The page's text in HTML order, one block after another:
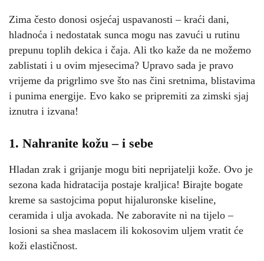
Zima često donosi osjećaj uspavanosti – kraći dani,
hladnoća i nedostatak sunca mogu nas zavući u rutinu
prepunu toplih dekica i čaja. Ali tko kaže da ne možemo
zablistati i u ovim mjesecima? Upravo sada je pravo
vrijeme da prigrlimo sve što nas čini sretnima, blistavima
i punima energije. Evo kako se pripremiti za zimski sjaj
iznutra i izvana!
1. Nahranite kožu – i sebe
Hladan zrak i grijanje mogu biti neprijatelji kože. Ovo je
sezona kada hidratacija postaje kraljica! Birajte bogate
kreme sa sastojcima poput hijaluronske kiseline,
ceramida i ulja avokada. Ne zaboravite ni na tijelo –
losioni sa shea maslacem ili kokosovim uljem vratit će
koži elastičnost.